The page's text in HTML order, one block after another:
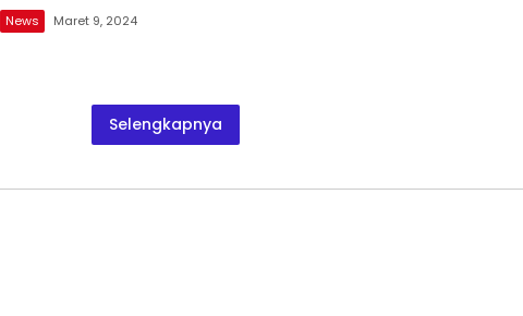
News Maret 9, 2024
Selengkapnya